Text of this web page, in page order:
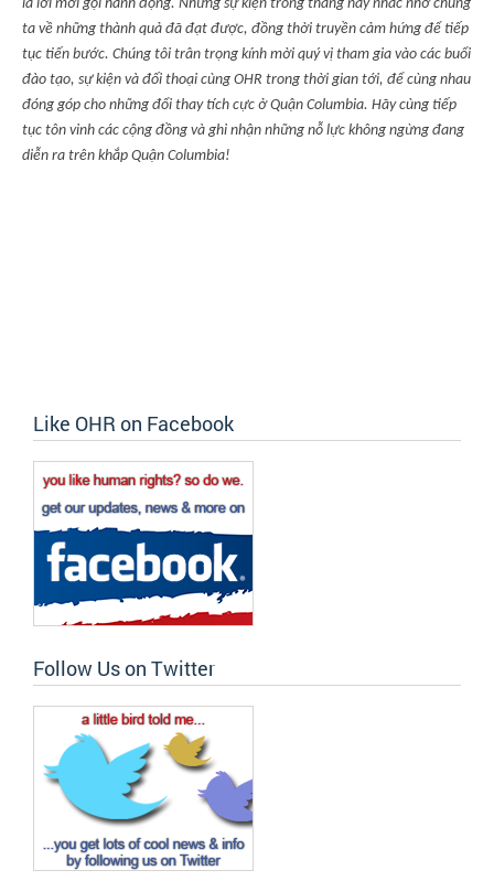
là lời mời gọi hành động. Những sự kiện trong tháng này nhắc nhở chúng
ta về những thành quả đã đạt được, đồng thời truyền cảm hứng để tiếp
tục tiến bước. Chúng tôi trân trọng kính mời quý vị tham gia vào các buổi
đào tạo, sự kiện và đối thoại cùng OHR trong thời gian tới, để cùng nhau
đóng góp cho những đổi thay tích cực ở Quận Columbia. Hãy cùng tiếp
tục tôn vinh các cộng đồng và ghi nhận những nỗ lực không ngừng đang
diễn ra trên khắp Quận Columbia!
Like OHR on Facebook
Follow Us on Twitter